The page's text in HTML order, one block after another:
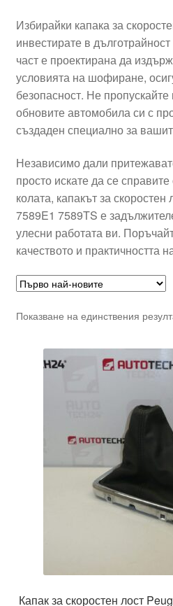
Правила и условия
Процедура за рекламации
Разгледайте
Транспорт
Избирайки капака за
инвестирате в
част е проектирана да
условията на шофиране,
безопасност. Не
обновите автомобила си с
създаден специално за
Независимо дали
просто искате да се
колата, капакът за
7589E1 7589TS е
улесни работата ви.
качеството и практичността
Показване на единствения
Капак за скоростен лост